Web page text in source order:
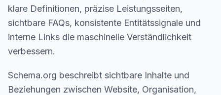
klare Definitionen, präzise Leistungsseiten,
sichtbare FAQs, konsistente Entitätssignale und
interne Links die maschinelle Verständlichkeit
verbessern.
Schema.org beschreibt sichtbare Inhalte und
Beziehungen zwischen Website, Organisation,